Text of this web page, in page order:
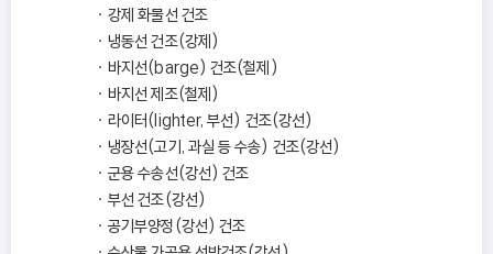
강제 화물선 건조
냉동선 건조(강제)
바지선(barge) 건조(철제)
바지선 제조(철제)
라이터(lighter, 부선) 건조(강선)
냉장선(고기, 과실 등 수송) 건조(강선)
군용 수송선(강선) 건조
부선 건조(강선)
공기부양정(강선) 건조